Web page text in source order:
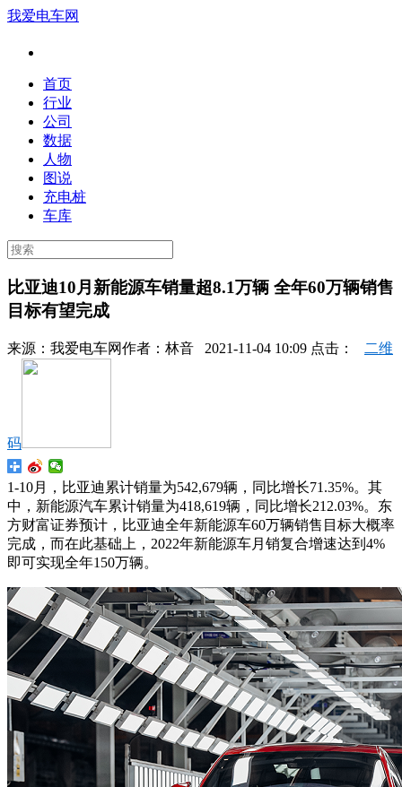
我爱电车网
首页
行业
公司
数据
人物
图说
充电桩
车库
比亚迪10月新能源车销量超8.1万辆 全年60万辆销售
目标有望完成
来源： 我爱电车网作者： 林音 2021-11-04 10:09 点击： 二维
码
1-10月，比亚迪累计销量为542,679辆，同比增长71.35%。其
中，新能源汽车累计销量为418,619辆，同比增长212.03%。东
方财富证券预计，比亚迪全年新能源车60万辆销售目标大概率
完成，而在此基础上，2022年新能源车月销复合增速达到4%
即可实现全年150万辆。